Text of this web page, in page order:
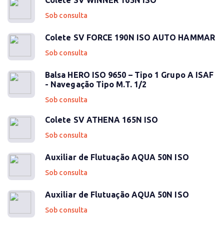
Sob consulta
Colete SV FORCE 190N ISO AUTO HAMMAR
Sob consulta
Balsa HERO ISO 9650 – Tipo 1 Grupo A ISAF
- Navegação Tipo M.T. 1/2
Sob consulta
Colete SV ATHENA 165N ISO
Sob consulta
Auxiliar de Flutuação AQUA 50N ISO
Sob consulta
Auxiliar de Flutuação AQUA 50N ISO
Sob consulta